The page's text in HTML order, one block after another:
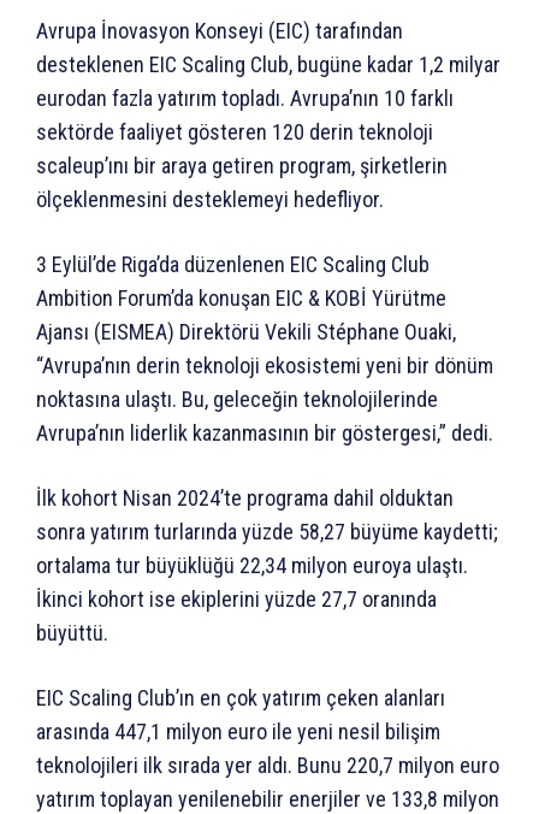
Avrupa İnovasyon Konseyi (EIC) tarafından
desteklenen EIC Scaling Club, bugüne kadar 1,2 milyar
eurodan fazla yatırım topladı. Avrupa’nın 10 farklı
sektörde faaliyet gösteren 120 derin teknoloji
scaleup’ını bir araya getiren program, şirketlerin
ölçeklenmesini desteklemeyi hedefliyor.
3 Eylül’de Riga’da düzenlenen EIC Scaling Club
Ambition Forum’da konuşan EIC & KOBİ Yürütme
Ajansı (EISMEA) Direktörü Vekili Stéphane Ouaki,
“Avrupa’nın derin teknoloji ekosistemi yeni bir dönüm
noktasına ulaştı. Bu, geleceğin teknolojilerinde
Avrupa’nın liderlik kazanmasının bir göstergesi,” dedi.
İlk kohort Nisan 2024’te programa dahil olduktan
sonra yatırım turlarında yüzde 58,27 büyüme kaydetti;
ortalama tur büyüklüğü 22,34 milyon euroya ulaştı.
İkinci kohort ise ekiplerini yüzde 27,7 oranında
büyüttü.
EIC Scaling Club’ın en çok yatırım çeken alanları
arasında 447,1 milyon euro ile yeni nesil bilişim
teknolojileri ilk sırada yer aldı. Bunu 220,7 milyon euro
yatırım toplayan yenilenebilir enerjiler ve 133,8 milyon